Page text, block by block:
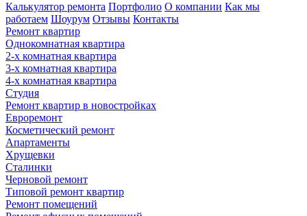
Калькулятор ремонта Портфолио О компании Как мы
работаем Шоурум Отзывы Контакты
Ремонт квартир
Однокомнатная квартира
2-х комнатная квартира
3-х комнатная квартира
4-х комнатная квартира
Студия
Ремонт квартир в новостройках
Евроремонт
Косметический ремонт
Апартаменты
Хрущевки
Сталинки
Черновой ремонт
Типовой ремонт квартир
Ремонт помещений